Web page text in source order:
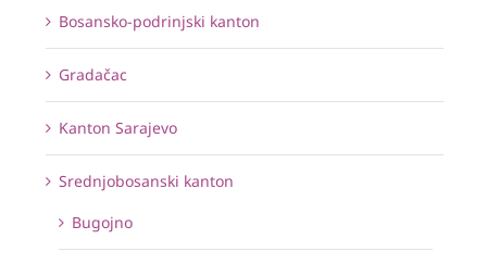
Bosansko-podrinjski kanton
Gradačac
Kanton Sarajevo
Srednjobosanski kanton
Bugojno